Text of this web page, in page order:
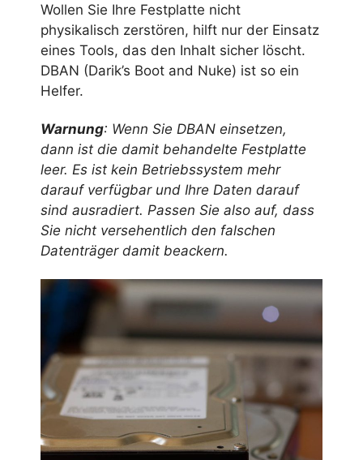
Wollen Sie Ihre Festplatte nicht
physikalisch zerstören, hilft nur der Einsatz
eines Tools, das den Inhalt sicher löscht.
DBAN (Darik’s Boot and Nuke) ist so ein
Helfer.
Warnung: Wenn Sie DBAN einsetzen,
dann ist die damit behandelte Festplatte
leer. Es ist kein Betriebssystem mehr
darauf verfügbar und Ihre Daten darauf
sind ausradiert. Passen Sie also auf, dass
Sie nicht versehentlich den falschen
Datenträger damit beackern.